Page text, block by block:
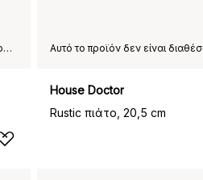
Αυτό το προϊόν δεν είναι διαθέσιμο στη χώρα παράδοσης που έχετε επιλέξει.
House Doctor
Rustic πιάτο, 20,5 cm